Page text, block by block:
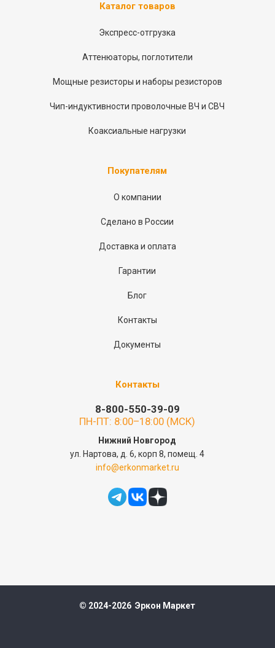
Каталог товаров
Экспресс-отгрузка
Аттенюаторы, поглотители
Мощные резисторы и наборы резисторов
Чип-индуктивности проволочные ВЧ и СВЧ
Коаксиальные нагрузки
Покупателям
О компании
Сделано в России
Доставка и оплата
Гарантии
Блог
Контакты
Документы
Контакты
8-800-550-39-09
ПН-ПТ: 8:00–18:00 (МСК)
Нижний Новгород
ул. Нартова, д. 6, корп 8, помещ. 4
info@erkonmarket.ru
© 2024-2026 Эркон Маркет